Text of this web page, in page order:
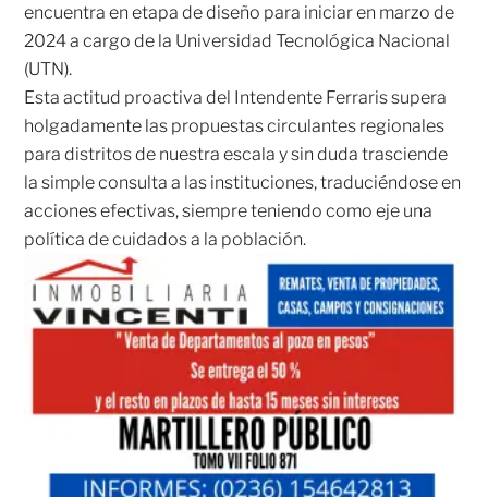
encuentra en etapa de diseño para iniciar en marzo de
2024 a cargo de la Universidad Tecnológica Nacional
(UTN).
Esta actitud proactiva del Intendente Ferraris supera
holgadamente las propuestas circulantes regionales
para distritos de nuestra escala y sin duda trasciende
la simple consulta a las instituciones, traduciéndose en
acciones efectivas, siempre teniendo como eje una
política de cuidados a la población.